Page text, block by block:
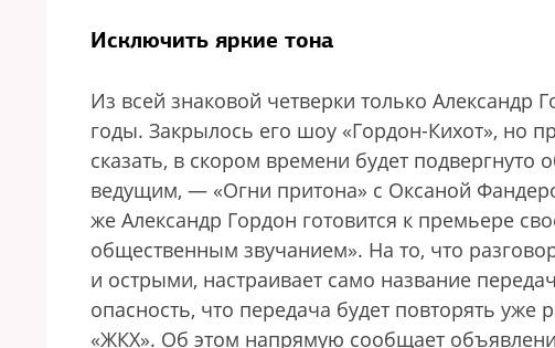
Исключить яркие тона
Из всей знаковой четверки только Александр
годы. Закрылось его шоу «Гордон-Кихот», но
сказать, в скором времени будет
ведущим, — «Огни притона» с Оксаной
же Александр Гордон готовится к премьере
общественным звучанием». На то, что
и острыми, настраивает само название
опасность, что передача будет повторять
«ЖКХ». Об этом напрямую сообщает